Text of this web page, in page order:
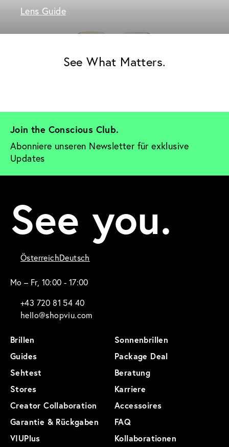
Lens Guide
See What Matters.
Join the Conscious Club.
Abonniere unseren Newsletter für exklusive
Updates
See you.
ÖsterreichDeutsch
Mo – Fr, 10:00 - 17:00
+43 720 81 54 40
hello@shopviu.com
Brillen
Sonnenbrillen
Guides
Package Deal
Sehtest
Beratung
Stores
Karriere
Creator Collaboration
Accessoires
Garantie & Rückgaben
FAQ
VIUPlus
Kollaborationen